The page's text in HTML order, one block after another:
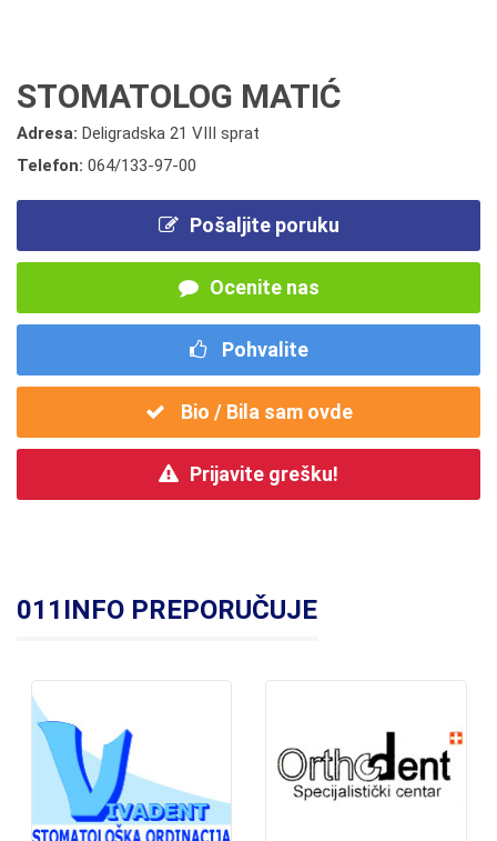
STOMATOLOG MATIĆ
Adresa: Deligradska 21 VIII sprat
Telefon: 064/133-97-00
Pošaljite poruku
Ocenite nas
Pohvalite
Bio / Bila sam ovde
Prijavite grešku!
011INFO PREPORUČUJE